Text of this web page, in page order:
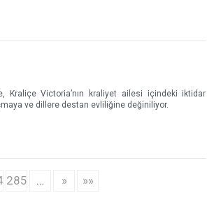
Kraliçe Victoria’nın kraliyet ailesi içindeki iktidar
ve dillere destan evliliğine değiniliyor.
285 … » »»